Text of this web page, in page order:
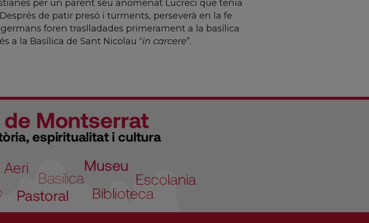
per un parent seu anomenat Lucreci que tenia
de patir presó i turments, perseverà en la fe
foren traslladades primerament a la basílica
a la Basílica de Sant Nicolau “in carcere”.